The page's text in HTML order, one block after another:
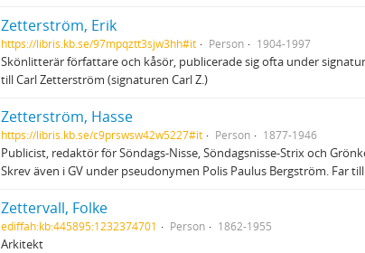
Zetterström, Erik
https://libris.kb.se/97mpqztt3sjw3hh#it Person 1904-1997
Skönlitterär författare och kåsör, publicerade sig ofta under
till Carl Zetterström (signaturen Carl Z.)
Zetterström, Hasse
https://libris.kb.se/c9prswsw42w5227#it Person 1877-1946
Publicist, redaktör för Söndags-Nisse, Söndagsnisse-Strix och
Skrev även i GV under pseudonymen Polis Paulus Bergström. Far
Zettervall, Folke
ediffah:kb:445895:1232374701 Person 1862-1955
Arkitekt